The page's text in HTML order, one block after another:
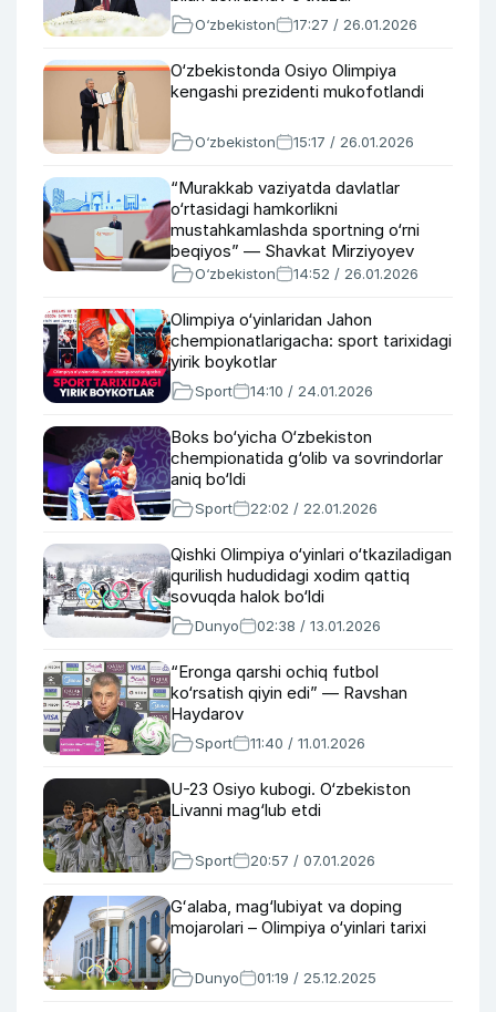
O‘zbekiston 17:27 / 26.01.2026
O‘zbekistonda Osiyo Olimpiya
kengashi prezidenti mukofotlandi
O‘zbekiston 15:17 / 26.01.2026
“Murakkab vaziyatda davlatlar
o‘rtasidagi hamkorlikni
mustahkamlashda sportning o‘rni
beqiyos” — Shavkat Mirziyoyev
O‘zbekiston 14:52 / 26.01.2026
Olimpiya o‘yinlaridan Jahon
chempionatlarigacha: sport tarixidagi
yirik boykotlar
Sport 14:10 / 24.01.2026
Boks bo‘yicha O‘zbekiston
chempionatida g‘olib va sovrindorlar
aniq bo‘ldi
Sport 22:02 / 22.01.2026
Qishki Olimpiya o‘yinlari o‘tkaziladigan
qurilish hududidagi xodim qattiq
sovuqda halok bo‘ldi
Dunyo 02:38 / 13.01.2026
“Eronga qarshi ochiq futbol
ko‘rsatish qiyin edi” — Ravshan
Haydarov
Sport 11:40 / 11.01.2026
U-23 Osiyo kubogi. O‘zbekiston
Livanni mag‘lub etdi
Sport 20:57 / 07.01.2026
Gʻalaba, mag‘lubiyat va doping
mojarolari – Olimpiya o‘yinlari tarixi
Dunyo 01:19 / 25.12.2025